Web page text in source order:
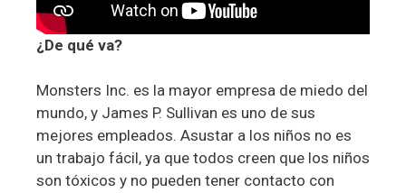
¿De qué va?
Monsters Inc. es la mayor empresa de miedo del
mundo, y James P. Sullivan es uno de sus
mejores empleados. Asustar a los niños no es
un trabajo fácil, ya que todos creen que los niños
son tóxicos y no pueden tener contacto con